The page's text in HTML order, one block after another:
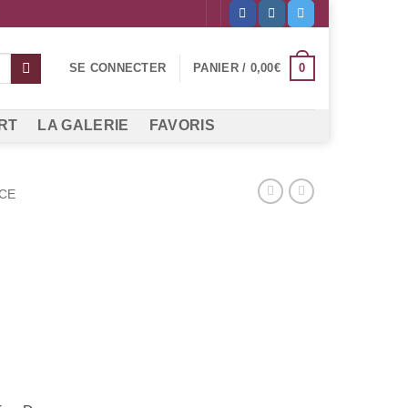
SE CONNECTER PANIER / 0,00€ 0
LA GALERIE FAVORIS